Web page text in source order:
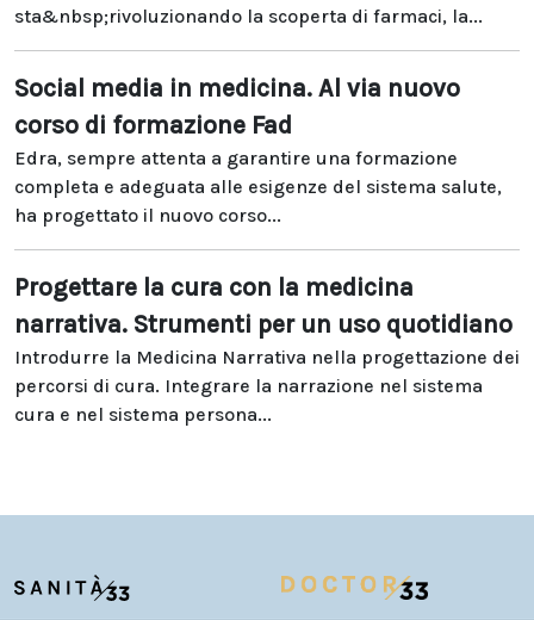
sta&nbsp;rivoluzionando la scoperta di farmaci, la...
Social media in medicina. Al via nuovo
corso di formazione Fad
Edra, sempre attenta a garantire una formazione
completa e adeguata alle esigenze del sistema salute,
ha progettato il nuovo corso...
Progettare la cura con la medicina
narrativa. Strumenti per un uso quotidiano
Introdurre la Medicina Narrativa nella progettazione dei
percorsi di cura. Integrare la narrazione nel sistema
cura e nel sistema persona...